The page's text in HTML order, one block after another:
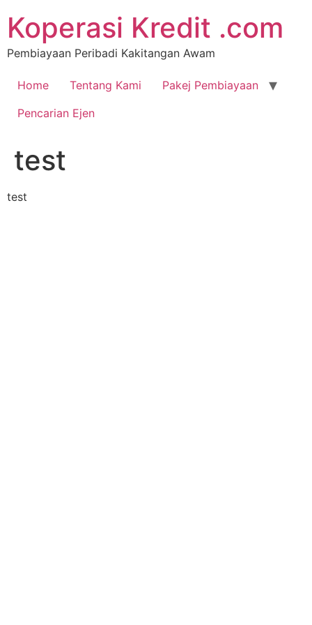
Koperasi Kredit .com
Pembiayaan Peribadi Kakitangan Awam
Home Tentang Kami
Pakej Pembiayaan
Pencarian Ejen
test
test